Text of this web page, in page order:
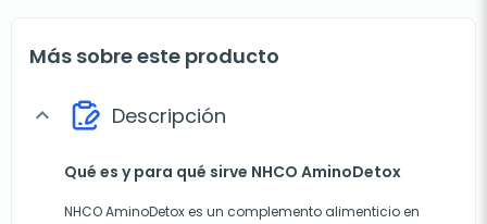
Más sobre este producto
expand_more Descripción
Qué es y para qué sirve NHCO AminoDetox
NHCO AminoDetox es un complemento alimenticio en